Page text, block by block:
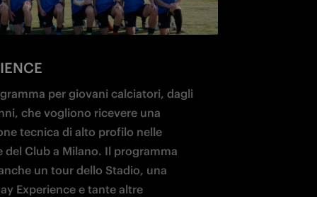
per giovani calciatori, dagli
che vogliono ricevere una
tecnica di alto profilo nelle
del Club a Milano. Il programma
un tour dello Stadio, una
Experience e tante altre